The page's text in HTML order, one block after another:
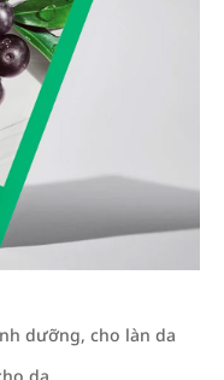
dưỡng, cho làn da